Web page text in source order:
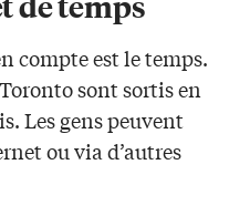
compte est le temps.
sont sortis en
Les gens peuvent
ou via d’autres